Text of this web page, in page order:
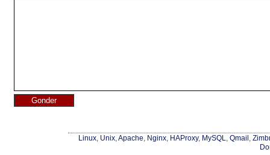
Linux Unix Apache Nginx HAProxy, MySQL Qmail